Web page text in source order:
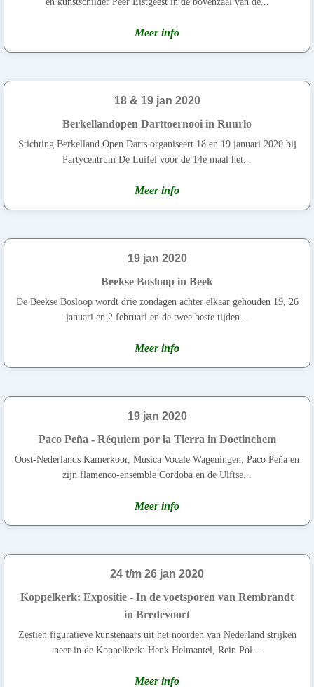
Meer info
18 & 19 jan 2020
Berkellandopen Darttoernooi in Ruurlo
Stichting Berkelland Open Darts organiseert 18 en 19 januari 2020 bij
Partycentrum De Luifel voor de 14e maal het...
Meer info
19 jan 2020
Beekse Bosloop in Beek
De Beekse Bosloop wordt drie zondagen achter elkaar gehouden 19, 26
januari en 2 februari en de twee beste tijden...
Meer info
19 jan 2020
Paco Peña - Réquiem por la Tierra in Doetinchem
Oost-Nederlands Kamerkoor, Musica Vocale Wageningen, Paco Peña en
zijn flamenco-ensemble Cordoba en de Ulftse...
Meer info
24 t/m 26 jan 2020
Koppelkerk: Expositie - In de voetsporen van Rembrandt
in Bredevoort
Zestien figuratieve kunstenaars uit het noorden van Nederland strijken
neer in de Koppelkerk: Henk Helmantel, Rein Pol...
Meer info